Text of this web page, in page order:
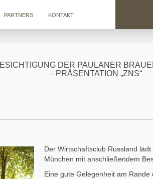
PARTNERS KONTAKT
DER PAULANER
– PRÄSENTATION „ZNS“
Der Wirtschaftsclub Russland
München mit anschließendem
Eine gute Gelegenheit am